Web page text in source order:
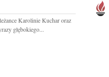
Karolinie Kuchar oraz
głębokiego...